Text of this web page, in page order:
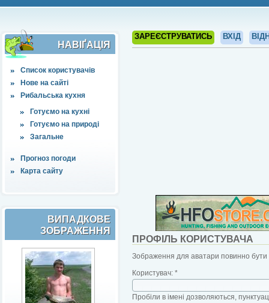
НАВІҐАЦІЯ
Список користувачів
Нове на сайті
Рибальська кухня
Готуємо на кухні
Готуємо на природі
Загальне
Прогноз погоди
Карта сайту
ВИПАДКОВЕ
ЗОБРАЖЕННЯ
ЗАРЕЄСТРУВАТИСЬ ВХІД
ПРОФІЛЬ КОРИСТУВАЧА
Зображення для аватари повинно бути
Користувач: *
Пробіли в імені дозволяються,